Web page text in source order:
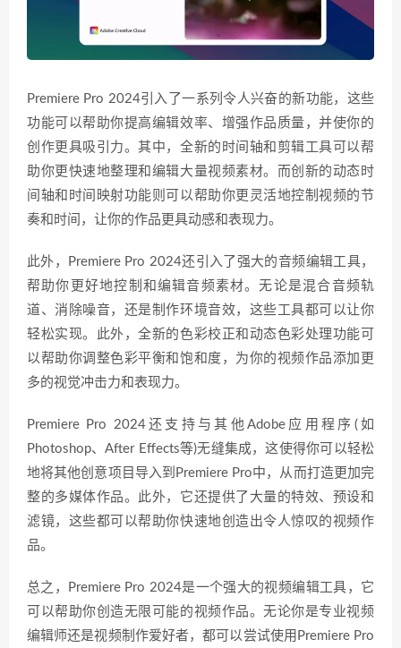
Premiere Pro 2024引入了一系列令人兴奋的新功能，这些
功能可以帮助你提高编辑效率、增强作品质量，并使你的
创作更具吸引力。其中，全新的时间轴和剪辑工具可以帮
助你更快速地整理和编辑大量视频素材。而创新的动态时
间轴和时间映射功能则可以帮助你更灵活地控制视频的节
奏和时间，让你的作品更具动感和表现力。
此外，Premiere Pro 2024还引入了强大的音频编辑工具，
帮助你更好地控制和编辑音频素材。无论是混合音频轨
道、消除噪音，还是制作环境音效，这些工具都可以让你
轻松实现。此外，全新的色彩校正和动态色彩处理功能可
以帮助你调整色彩平衡和饱和度，为你的视频作品添加更
多的视觉冲击力和表现力。
Premiere Pro 2024还支持与其他Adobe应用程序(如
Photoshop、After Effects等)无缝集成，这使得你可以轻松
地将其他创意项目导入到Premiere Pro中，从而打造更加完
整的多媒体作品。此外，它还提供了大量的特效、预设和
滤镜，这些都可以帮助你快速地创造出令人惊叹的视频作
品。
总之，Premiere Pro 2024是一个强大的视频编辑工具，它
可以帮助你创造无限可能的视频作品。无论你是专业视频
编辑师还是视频制作爱好者，都可以尝试使用Premiere Pro